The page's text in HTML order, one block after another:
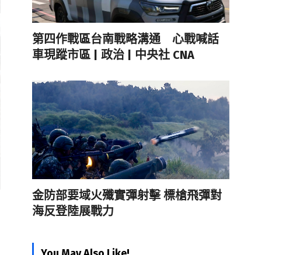
第四作戰區台南戰略溝通 心戰喊話
車現蹤市區 | 政治 | 中央社 CNA
金防部要域火殲實彈射擊 標槍飛彈對
海反登陸展戰力